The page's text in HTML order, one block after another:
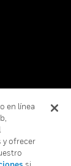
en línea
y ofrecer